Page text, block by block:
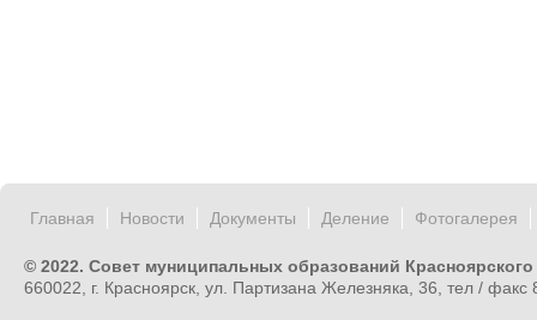
Главная Новости Документы Деление Фотогалерея
© 2022. Совет муниципальных образований Красноярского
660022, г. Красноярск, ул. Партизана Железняка, 36, тел /